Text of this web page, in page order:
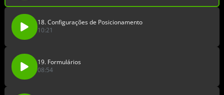
18. Configurações de Posicionamento
10:21
19. Formulários
08:54